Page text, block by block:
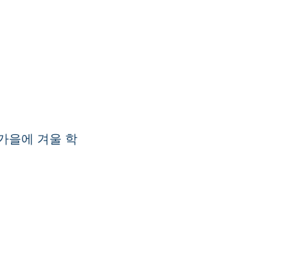
을에 겨울 학